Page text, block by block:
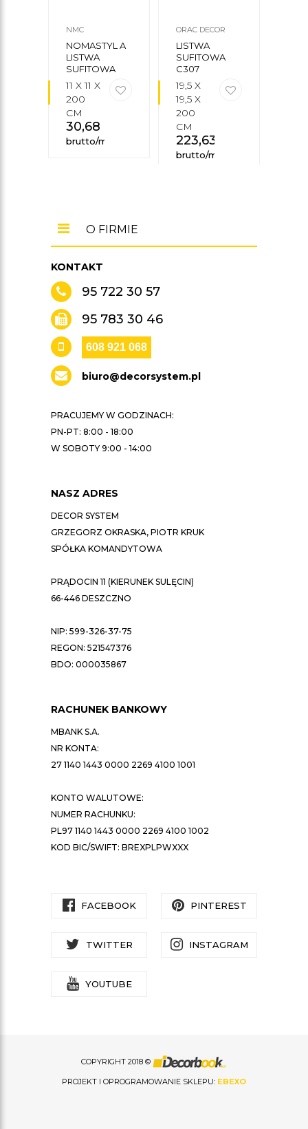
NMC
NOMASTYL A
LISTWA
SUFITOWA
NMC
11 X 11 X
200
CM
30,68
brutto/mb
ORAC DECOR
LISTWA
SUFITOWA
C307
19,5 X
19,5 X
200
CM
223,63
brutto/mb
KONTAKT
95 722 30 57
95 783 30 46
608 921 068
biuro@decorsystem.pl
PRACUJEMY W GODZINACH:
PN-PT: 8:00 - 18:00
W SOBOTY 9:00 - 14:00
NASZ ADRES
DECOR SYSTEM
GRZEGORZ OKRASKA, PIOTR KRUK
SPÓŁKA KOMANDYTOWA
PRĄDOCIN 11 (KIERUNEK SULĘCIN)
66-446 DESZCZNO
NIP: 599-326-37-75
REGON: 521547376
BDO: 000035867
O FIRMIE
RACHUNEK BANKOWY
MBANK S.A.
NR KONTA:
27 1140 1443 0000 2269 4100 1001
KONTO WALUTOWE:
NUMER RACHUNKU:
PL97 1140 1443 0000 2269 4100 1002
KOD BIC/SWIFT: BREXPLPWXXX
FACEBOOK PINTEREST
TWITTER INSTAGRAM
YOUTUBE
COPYRIGHT 2018 ©
PROJEKT I OPROGRAMOWANIE SKLEPU: EBEXO